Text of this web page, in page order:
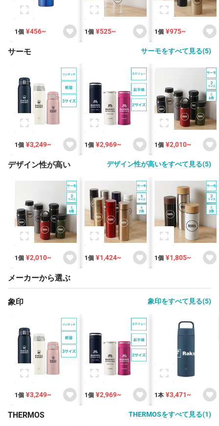
1個 ¥456~ 1個 ¥525~ 1個 ¥975~
サーモ サーモをすべて見る(5)
1個 ¥3,249~ 1個 ¥2,969~ 1個 ¥2,010~
デザイン性が高い デザイン性が高いをすべて見る(5)
1個 ¥2,010~ 1個 ¥1,424~ 1個 ¥1,805~
メーカーから選ぶ
象印 象印をすべて見る(5)
1個 ¥3,249~ 1個 ¥2,969~ 1本 ¥3,471~
THERMOS THERMOSをすべて見る(1)